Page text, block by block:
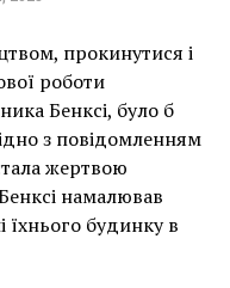
над некоторыми
прокинутися і
роботи
Бенксі, було б
з повідомленням
жертвою
намалював
їхнього будинку в